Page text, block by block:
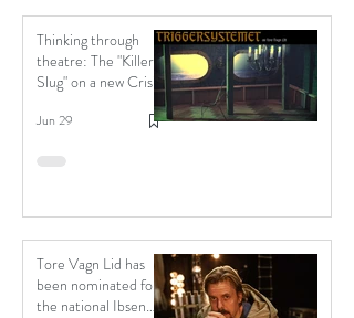
Thinking through
theatre: The "Killer
Slug" on a new Crisis
Jun 29
Tore Vagn Lid has
been nominated for
the national Ibsen